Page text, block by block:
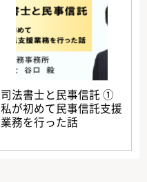
司法書士と民事信託 ①
私が初めて民事信託支援
業務を行った話